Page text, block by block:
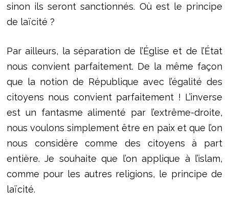
sinon ils seront sanctionnés. Où est le principe
de laïcité ?
Par ailleurs, la séparation de l’Église et de l’État
nous convient parfaitement. De la même façon
que la notion de République avec l’égalité des
citoyens nous convient parfaitement ! L’inverse
est un fantasme alimenté par l’extrême-droite,
nous voulons simplement être en paix et que l’on
nous considère comme des citoyens à part
entière. Je souhaite que l’on applique à l’islam,
comme pour les autres religions, le principe de
laïcité.